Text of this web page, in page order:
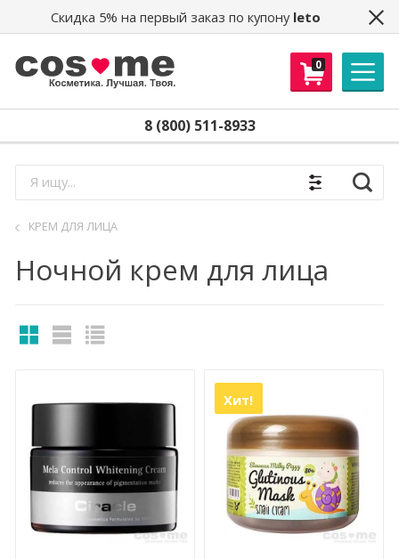
Скидка 5% на первый заказ по купону leto
0
8 (800) 511-8933
КРЕМ ДЛЯ ЛИЦА
Ночной крем для лица
Хит!